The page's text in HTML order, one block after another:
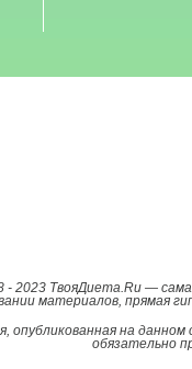
- 2023 ТвояДиета.Ru —
материалов, прямая
опубликованная на
обязательно